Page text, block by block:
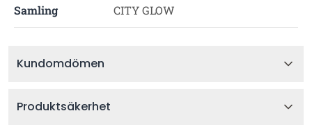
Samling CITY GLOW
Kundomdömen
Produktsäkerhet